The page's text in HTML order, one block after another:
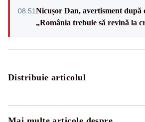
08:51Nicușor Dan, avertisment după
„România trebuie să revină la
Distribuie articolul